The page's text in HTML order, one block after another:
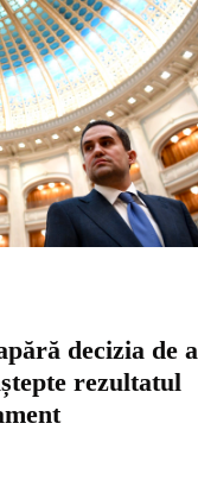
decizia de a
rezultatul